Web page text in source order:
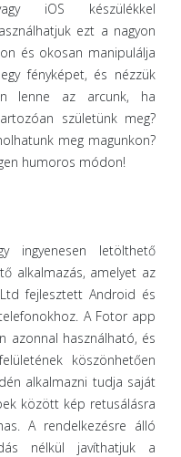
iOS készülékkel
ezt a nagyon
és okosan manipulálja
fényképet, és nézzük
lenne az arcunk, ha
születünk meg?
meg magunkon?
humoros módon!
ingyenesen letölthető
alkalmazás, amelyet az
Ltd fejlesztett Android és
A Fotor app
azonnal használható, és
köszönhetően
alkalmazni tudja saját
között kép retusálásra
A rendelkezésre álló
nélkül javíthatjuk a